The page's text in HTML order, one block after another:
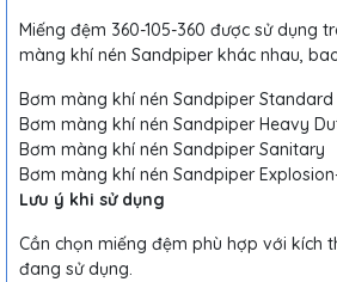
Miếng đệm 360-105-360 được sử dụng
màng khí nén Sandpiper khác nhau,
Bơm màng khí nén Sandpiper Standard
Bơm màng khí nén Sandpiper Heavy
Bơm màng khí nén Sandpiper Sanitary
Bơm màng khí nén Sandpiper
Lưu ý khi sử dụng
Cần chọn miếng đệm phù hợp với kích
đang sử dụng.